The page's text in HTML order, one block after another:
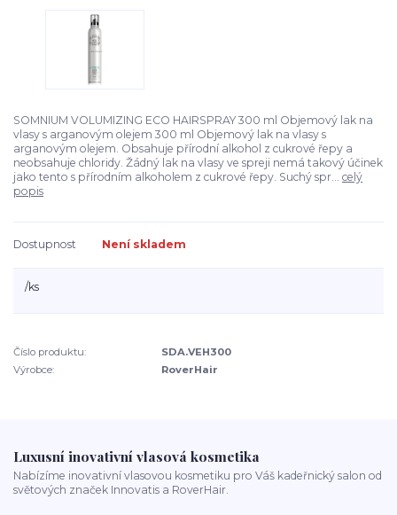
SOMNIUM VOLUMIZING ECO HAIRSPRAY 300 ml Objemový lak na
vlasy s arganovým olejem 300 ml Objemový lak na vlasy s
arganovým olejem. Obsahuje přírodní alkohol z cukrové řepy a
neobsahuje chloridy. Žádný lak na vlasy ve spreji nemá takový účinek
jako tento s přírodním alkoholem z cukrové řepy. Suchý spr... celý
popis
Dostupnost Není skladem
/ks
Číslo produktu:
SDA.VEH300
Výrobce:
RoverHair
Luxusní inovativní vlasová kosmetika
Nabízíme inovativní vlasovou kosmetiku pro Váš kadeřnický salon od
světových značek Innovatis a RoverHair.